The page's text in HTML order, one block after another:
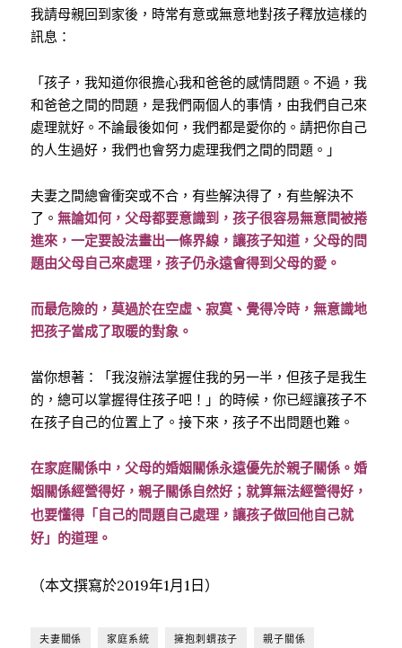
我請母親回到家後，時常有意或無意地對孩子釋放這樣的
訊息：
「孩子，我知道你很擔心我和爸爸的感情問題。不過，我
和爸爸之間的問題，是我們兩個人的事情，由我們自己來
處理就好。不論最後如何，我們都是愛你的。請把你自己
的人生過好，我們也會努力處理我們之間的問題。」
夫妻之間總會衝突或不合，有些解決得了，有些解決不
了。 無論如何，父母都要意識到，孩子很容易無意間被捲
進來，一定要設法畫出一條界線，讓孩子知道，父母的問
題由父母自己來處理，孩子仍永遠會得到父母的愛。
而最危險的，莫過於在空虛、寂寞、覺得冷時，無意識地
把孩子當成了取暖的對象。
當你想著：「我沒辦法掌握住我的另一半，但孩子是我生
的，總可以掌握得住孩子吧！」的時候，你已經讓孩子不
在孩子自己的位置上了。接下來，孩子不出問題也難。
在家庭關係中，父母的婚姻關係永遠優先於親子關係。婚
姻關係經營得好，親子關係自然好；就算無法經營得好，
也要懂得「自己的問題自己處理，讓孩子做回他自己就
好」的道理。
（本文撰寫於2019年1月1日）
夫妻關係 家庭系統 擁抱刺蝟孩子
親子關係